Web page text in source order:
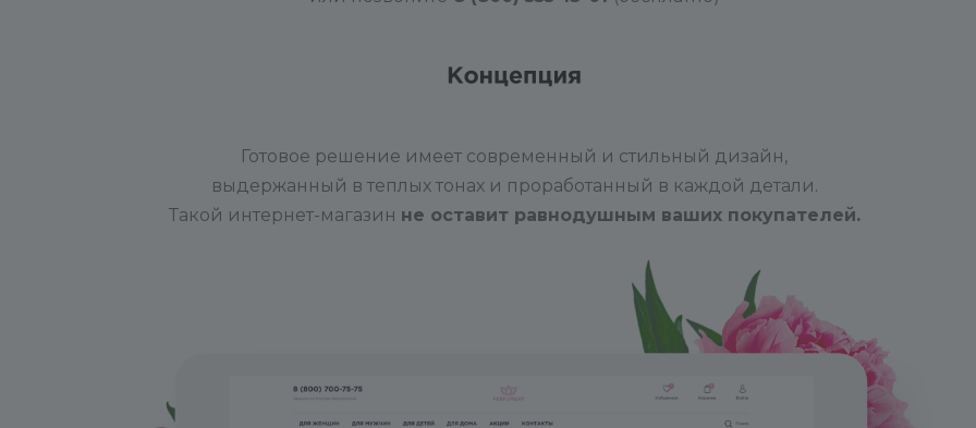
Готовое решение имеет современный и стильный дизайн,
выдержанный в теплых тонах и проработанный в каждой детали.
Такой интернет-магазин не оставит равнодушным ваших покупателей.